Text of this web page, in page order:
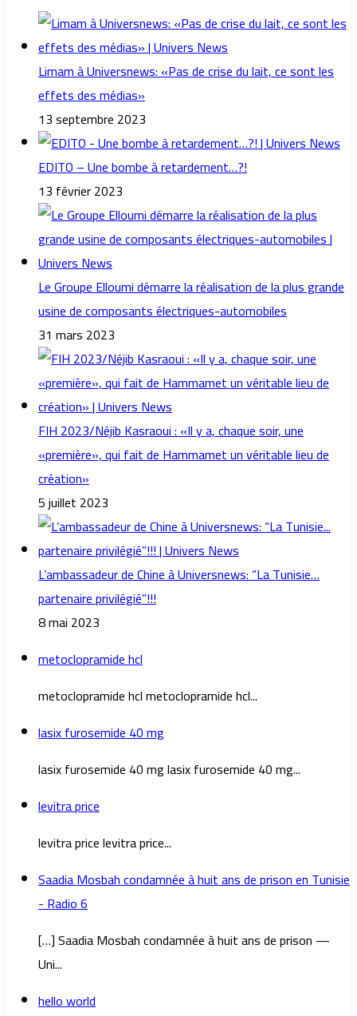
Limam à Universnews: «Pas de crise du lait, ce sont les
effets des médias»
13 septembre 2023
EDITO – Une bombe à retardement…?!
13 février 2023
Le Groupe Elloumi démarre la réalisation de la plus grande
usine de composants électriques-automobiles
31 mars 2023
FIH 2023/Néjib Kasraoui : «Il y a, chaque soir, une
«première», qui fait de Hammamet un véritable lieu de
création»
5 juillet 2023
L’ambassadeur de Chine à Universnews: “La Tunisie…
partenaire privilégié”!!!
8 mai 2023
metoclopramide hcl
metoclopramide hcl metoclopramide hcl...
lasix furosemide 40 mg
lasix furosemide 40 mg lasix furosemide 40 mg...
levitra price
levitra price levitra price...
Saadia Mosbah condamnée à huit ans de prison en Tunisie
- Radio 6
[…] Saadia Mosbah condamnée à huit ans de prison —
Uni...
hello world